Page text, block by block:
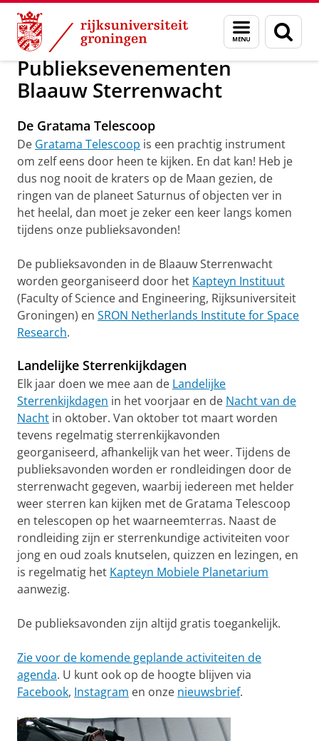
Skip
Content
Skip
Navigation
Menu
en
zoeken
Onderzoek Kapteyn Instituut Blaauw Sterrenwacht
Publieksevenementen
Blaauw Sterrenwacht
De Gratama Telescoop
De Gratama Telescoop is een prachtig instrument
om zelf eens door heen te kijken. En dat kan! Heb je
dus nog nooit de kraters op de Maan gezien, de
ringen van de planeet Saturnus of objecten ver in
het heelal, dan moet je zeker een keer langs komen
tijdens onze publieksavonden!
De publieksavonden in de Blaauw Sterrenwacht
worden georganiseerd door het Kapteyn Instituut
(Faculty of Science and Engineering, Rijksuniversiteit
Groningen) en SRON Netherlands Institute for Space
Research.
Landelijke Sterrenkijkdagen
Elk jaar doen we mee aan de Landelijke
Sterrenkijkdagen in het voorjaar en de Nacht van de
Nacht in oktober. Van oktober tot maart worden
tevens regelmatig sterrenkijkavonden
georganiseerd, afhankelijk van het weer. Tijdens de
publieksavonden worden er rondleidingen door de
sterrenwacht gegeven, waarbij iedereen met helder
weer sterren kan kijken met de Gratama Telescoop
en telescopen op het waarneemterras. Naast de
rondleiding zijn er sterrenkundige activiteiten voor
jong en oud zoals knutselen, quizzen en lezingen, en
is regelmatig het Kapteyn Mobiele Planetarium
aanwezig.
De publieksavonden zijn altijd gratis toegankelijk.
Zie voor de komende geplande activiteiten de
agenda. U kunt ook op de hoogte blijven via
Facebook, Instagram en onze nieuwsbrief.